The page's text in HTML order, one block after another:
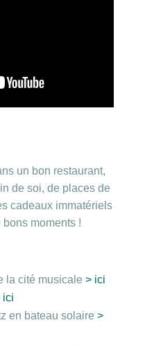
un bon restaurant,
de soi, de places de
cadeaux immatériels
moments !
la cité musicale > ici
ici
en bateau solaire >